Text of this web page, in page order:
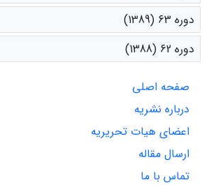
دوره 63 (1389)
دوره 62 (1388)
صفحه اصلی
درباره نشریه
اعضای هیات تحریریه
ارسال مقاله
تماس با ما